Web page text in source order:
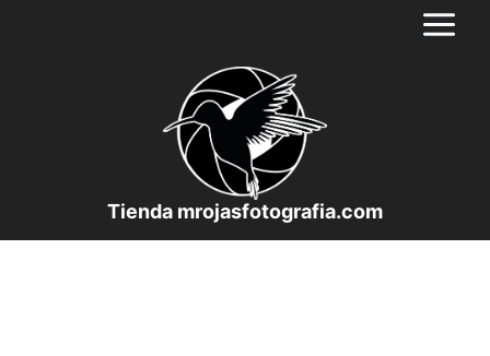
Tienda mrojasfotografia.com